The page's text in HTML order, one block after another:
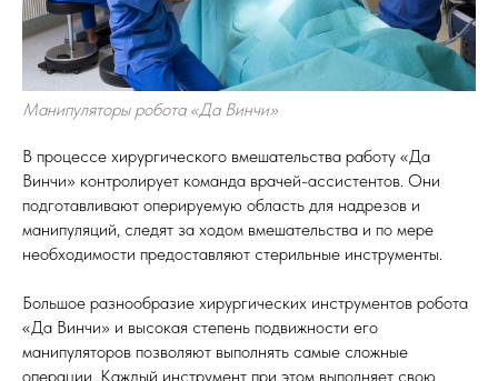
Манипуляторы робота «Да Винчи»
В процессе хирургического вмешательства работу «Да
Винчи» контролирует команда врачей-ассистентов. Они
подготавливают оперируемую область для надрезов и
манипуляций, следят за ходом вмешательства и по мере
необходимости предоставляют стерильные инструменты.
Большое разнообразие хирургических инструментов робота
«Да Винчи» и высокая степень подвижности его
манипуляторов позволяют выполнять самые сложные
операции. Каждый инструмент при этом выполняет свою